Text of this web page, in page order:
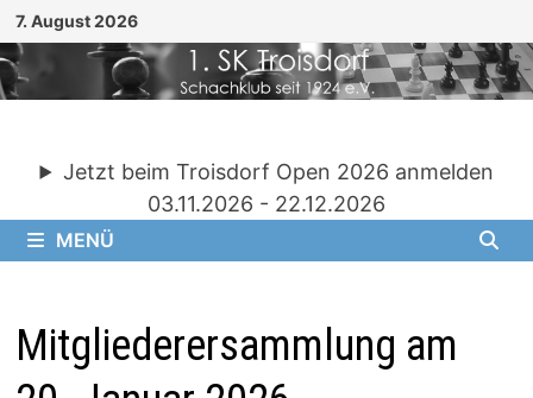
Zum
Inhalt
springen
7. August 2026
Jetzt beim Troisdorf Open 2026 anmelden
03.11.2026 - 22.12.2026
MENÜ
Mitgliederersammlung am